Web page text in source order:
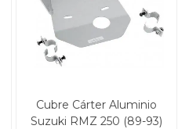
Cubre Cárter Aluminio
Suzuki RMZ 250 (89-93)